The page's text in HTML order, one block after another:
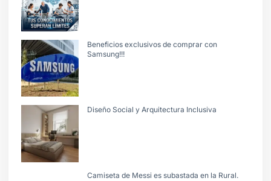
Beneficios exclusivos de comprar con
Samsung!!!
Diseño Social y Arquitectura Inclusiva
Camiseta de Messi es subastada en la Rural.